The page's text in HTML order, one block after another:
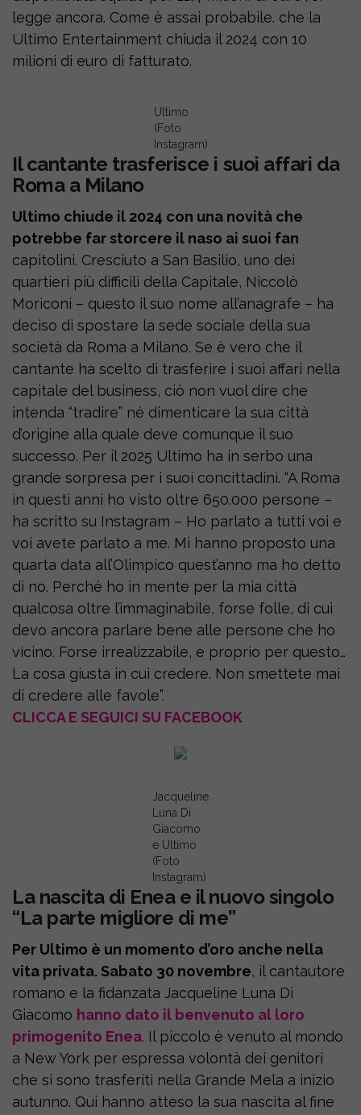
legge ancora. Come è assai probabile. che la
Ultimo Entertainment chiuda il 2024 con 10
milioni di euro di fatturato.
Ultimo
(Foto
Instagram)
Il cantante trasferisce i suoi affari da
Roma a Milano
Ultimo chiude il 2024 con una novità che
potrebbe far storcere il naso ai suoi fan
capitolini. Cresciuto a San Basilio, uno dei
quartieri più difficili della Capitale, Niccolò
Moriconi – questo il suo nome all’anagrafe – ha
deciso di spostare la sede sociale della sua
società da Roma a Milano. Se è vero che il
cantante ha scelto di trasferire i suoi affari nella
capitale del business, ciò non vuol dire che
intenda “tradire” né dimenticare la sua città
d’origine alla quale deve comunque il suo
successo. Per il 2025 Ultimo ha in serbo una
grande sorpresa per i suoi concittadini. “A Roma
in questi anni ho visto oltre 650.000 persone –
ha scritto su Instagram – Ho parlato a tutti voi e
voi avete parlato a me. Mi hanno proposto una
quarta data all’Olimpico quest’anno ma ho detto
di no. Perché ho in mente per la mia città
qualcosa oltre l’immaginabile, forse folle, di cui
devo ancora parlare bene alle persone che ho
vicino. Forse irrealizzabile, e proprio per questo…
La cosa giusta in cui credere. Non smettete mai
di credere alle favole”.
CLICCA E SEGUICI SU FACEBOOK
Jacqueline
Luna Di
Giacomo
e Ultimo
(Foto
Instagram)
La nascita di Enea e il nuovo singolo
“La parte migliore di me”
Per Ultimo è un momento d’oro anche nella
vita privata. Sabato 30 novembre, il cantautore
romano e la fidanzata Jacqueline Luna Di
Giacomo hanno dato il benvenuto al loro
primogenito Enea. Il piccolo è venuto al mondo
a New York per espressa volontà dei genitori
che si sono trasferiti nella Grande Mela a inizio
autunno. Qui hanno atteso la sua nascita al fine